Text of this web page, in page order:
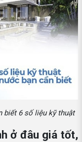
biết 6 số liệu kỹ thuật
ở đâu giá tốt,